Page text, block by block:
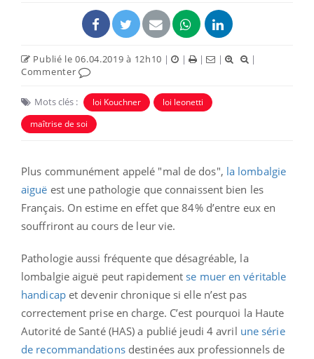
Publié le 06.04.2019 à 12h10 | | | |
|
Commenter
Mots clés : loi Kouchner
loi leonetti
maîtrise de soi
Plus communément appelé "mal de dos", la lombalgie
aiguë est une pathologie que connaissent bien les
Français. On estime en effet que 84% d’entre eux en
souffriront au cours de leur vie.
Pathologie aussi fréquente que désagréable, la
lombalgie aiguë peut rapidement se muer en véritable
handicapet devenir chronique si elle n’est pas
correctement prise en charge. C’est pourquoi la Haute
Autorité de Santé (HAS) a publié jeudi 4 avril une série
de recommandationsdestinées aux professionnels de